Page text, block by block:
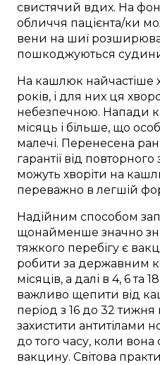
свистячий вдих. На
обличчя пацієнта/ки
вени на шиї
пошкоджуються
На кашлюк найчастіше
років, і для них ця
небезпечною. Напади
місяць і більше, що
малечі. Перенесена
гарантії від
можуть хворіти на
переважно в легшій
Надійним способом
щонайменше значно
тяжкого перебігу є
робити за державним
місяців, а далі в 4, 6 та
важливо щепити від
період з 16 до 32 тижня
захистити антитілами
до того часу, коли
вакцину. Світова